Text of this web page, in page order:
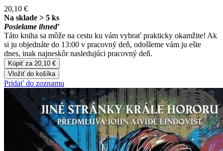
20,10 €
Na sklade > 5 ks
Posielame ihneď
Táto kniha sa môže na cestu ku vám vybrať prakticky okamžite! Ak
si ju objednáte do 13:00 v pracovný deň, odošleme vám ju ešte
dnes, inak najneskôr nasledujúci pracovný deň.
Kúpiť za 20,10 €
Vložiť do košíka
Pridať do zoznamu